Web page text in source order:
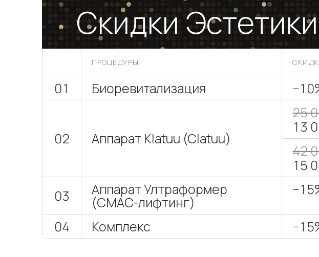
Скидки
ПРОЦЕДУРЫ
01 Биоревитализация
02 Аппарат Klatuu (Clatuu)
25
13
42
15
03 Аппарат Ултраформер
(СМАС-лифтинг)
04 Комплекс